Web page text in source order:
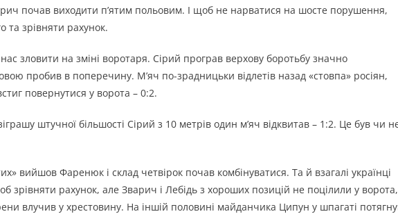
почав виходити п’ятим польовим. І щоб не нарватися на шосте порушення,
та зрівняти рахунок.
зловити на зміні воротаря. Сірий програв верхову боротьбу значно
пробив в поперечину. М’яч по-зрадницьки відлетів назад «стовпа» росіян,
повернутися у ворота – 0:2.
штучної більшості Сірий з 10 метрів один м’яч відквитав – 1:2. Це був чи
вийшов Фаренюк і склад четвірок почав комбінуватися. Та й взагалі українці
зрівняти рахунок, але Зварич і Лебідь з хороших позицій не поцілили у
влучив у хрестовину. На іншій половині майданчика Ципун у шпагаті